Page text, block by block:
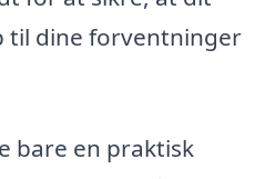
til dine forventninger
bare en praktisk